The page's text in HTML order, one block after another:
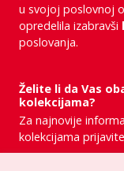
u svojoj poslovnoj
opredelila izabravši
poslovanja.
Želite li da Vas
kolekcijama?
Za najnovije
kolekcijama